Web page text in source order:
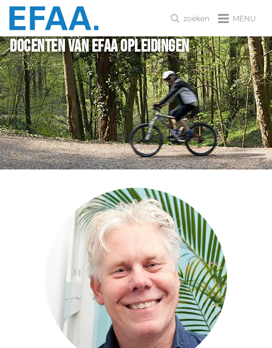
MENU
zoeken
Docenten van EFAA Opleidingen